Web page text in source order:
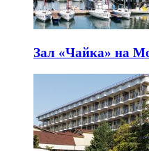
Зал «Чайка» на